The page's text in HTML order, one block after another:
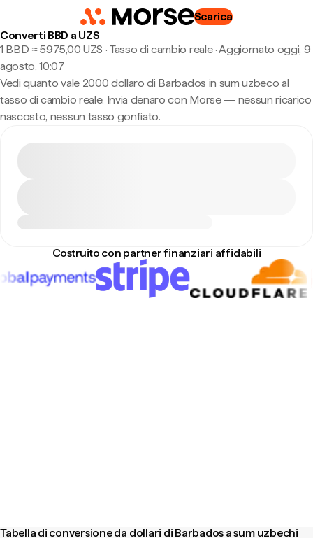
Scarica
Converti BBD a UZS
1 BBD ≈ 5975,00 UZS · Tasso di cambio reale·Aggiornato oggi, 9
agosto, 10:07
Vedi quanto vale 2000 dollaro di Barbados in sum uzbeco al
tasso di cambio reale. Invia denaro con Morse — nessun ricarico
nascosto, nessun tasso gonfiato.
Costruito con partner finanziari affidabili
Tabella di conversione da dollari di Barbados a sum uzbechi